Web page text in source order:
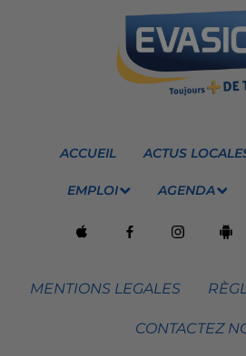
ACCUEIL ACTUS
EMPLOI AGENDA
MENTIONS LEGALES
CONTACTEZ